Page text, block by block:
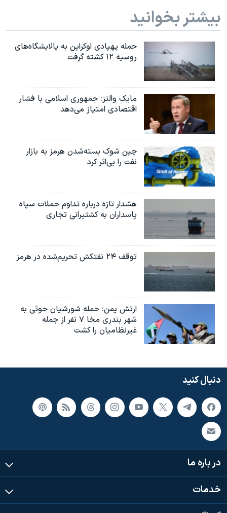
بیشتر بخوانید
حمله پهپادی اوکراین به پالایشگاه‌های
روسیه ۱۲ کشته گرفت
مایک والتز: جمهوری اسلامی با فشار
اقتصادی امتیاز می‌دهد
چین شوک بسته‌شدن هرمز به بازار
نفت را بی‌اثر کرد
هشدار تازه درباره تداوم حملات سپاه
پاسداران به کشتیرانی تجاری
توقف ۲۴ نفتکش تحریم‌شده در هرمز
ارتش یمن: حمله شورشیان حوثی به
شهر بندری مخا ۷ نفر از جمله
غیرنظامیان را کشت
دنبال کنید
در باره ما
خدمات